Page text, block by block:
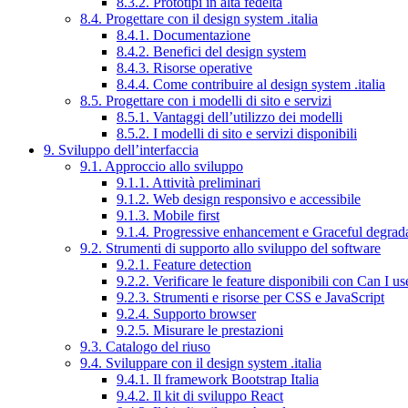
8.4. Progettare con il design system .italia
8.4.1. Documentazione
8.4.2. Benefici del design system
8.4.3. Risorse operative
8.4.4. Come contribuire al design system .italia
8.5. Progettare con i modelli di sito e servizi
8.5.1. Vantaggi dell’utilizzo dei modelli
8.5.2. I modelli di sito e servizi disponibili
9. Sviluppo dell’interfaccia
9.1. Approccio allo sviluppo
9.1.1. Attività preliminari
9.1.2. Web design responsivo e accessibile
9.1.3. Mobile first
9.1.4. Progressive enhancement e Graceful
9.2. Strumenti di supporto allo sviluppo del software
9.2.1. Feature detection
9.2.2. Verificare le feature disponibili con Can I
9.2.3. Strumenti e risorse per CSS e JavaScript
9.2.4. Supporto browser
9.2.5. Misurare le prestazioni
9.3. Catalogo del riuso
9.4. Sviluppare con il design system .italia
9.4.1. Il framework Bootstrap Italia
9.4.2. Il kit di sviluppo React